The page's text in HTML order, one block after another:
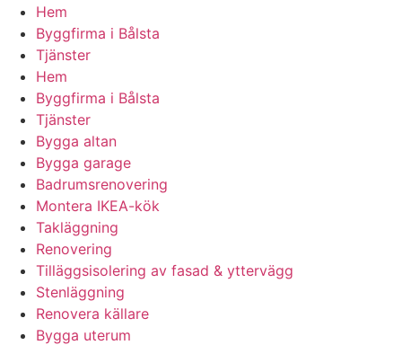
Hem
Byggfirma i Bålsta
Tjänster
Hem
Byggfirma i Bålsta
Tjänster
Bygga altan
Bygga garage
Badrumsrenovering
Montera IKEA-kök
Takläggning
Renovering
Tilläggsisolering av fasad & yttervägg
Stenläggning
Renovera källare
Bygga uterum